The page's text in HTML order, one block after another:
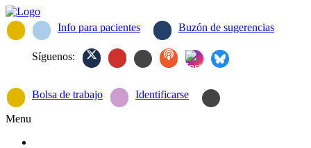
Info para pacientes Buzón de sugerencias
Síguenos:
Bolsa de trabajo Identificarse
Menu